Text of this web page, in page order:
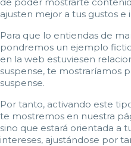
ajusten mejor a tus gustos e
Para que lo entiendas de
pondremos un ejemplo
en la web estuviesen
suspense, te mostraríamos
suspense.
Por tanto, activando este
te mostremos en nuestra
sino que estará orientada a
intereses, ajustándose por